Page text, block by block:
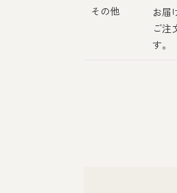
その他
お届
ご注
す。